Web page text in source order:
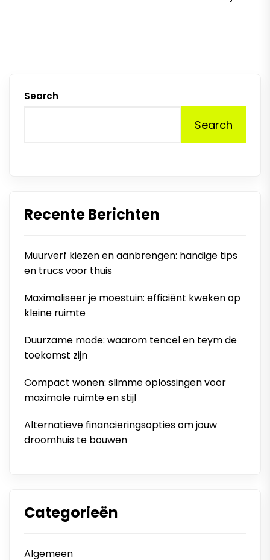
Search
Search
Recente Berichten
Muurverf kiezen en aanbrengen: handige tips
en trucs voor thuis
Maximaliseer je moestuin: efficiënt kweken op
kleine ruimte
Duurzame mode: waarom tencel en teym de
toekomst zijn
Compact wonen: slimme oplossingen voor
maximale ruimte en stijl
Alternatieve financieringsopties om jouw
droomhuis te bouwen
Categorieën
Algemeen